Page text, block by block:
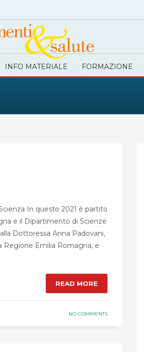
INFO MATERIALE FORMAZIONE
In questo 2021 è partito
e il Dipartimento di Scienze
Dottoressa Anna Padovani,
Regione Emilia Romagna, e
READ MORE
NO COMMENTS